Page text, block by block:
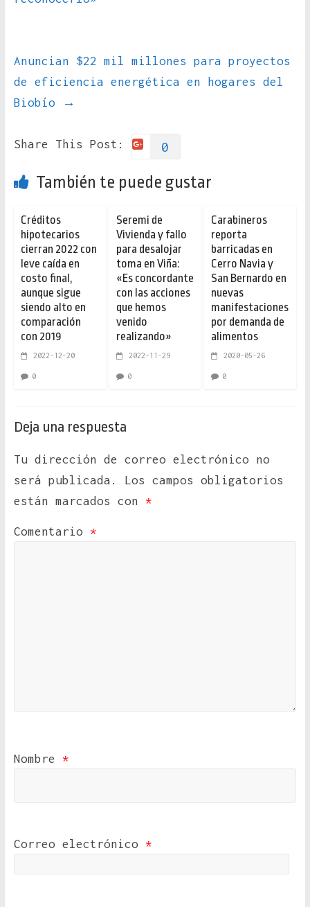
Anuncian $22 mil millones para proyectos
de eficiencia energética en hogares del
Biobío
→
Share This Post: 0
También te puede gustar
Créditos
hipotecarios
cierran 2022 con
leve caída en
costo final,
aunque sigue
siendo alto en
comparación
con 2019
2022-12-20
0
Seremi de
Vivienda y fallo
para desalojar
toma en Viña:
«Es concordante
con las acciones
que hemos
venido
realizando»
2022-11-29
0
Carabineros
reporta
barricadas en
Cerro Navia y
San Bernardo en
nuevas
manifestaciones
por demanda de
alimentos
2020-05-26
0
Deja una respuesta
Tu dirección de correo electrónico no
será publicada.
Los campos obligatorios
están marcados con *
Comentario *
Nombre *
Correo electrónico *